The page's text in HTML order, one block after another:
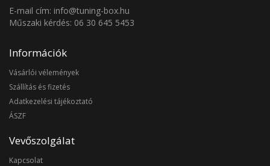
E-mail cím: info@tuning-box.hu
Műszaki kérdés: 06 30 645 5453
Információk
Vásárlói vélemények
Szállítás és fizetés
Adatkezelési tájékoztató
ÁSZF
Vevőszolgálat
Kapcsolat